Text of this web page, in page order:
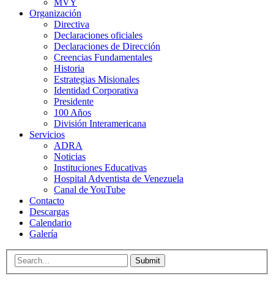
MVY
Organización
Directiva
Declaraciones oficiales
Declaraciones de Dirección
Creencias Fundamentales
Historia
Estrategias Misionales
Identidad Corporativa
Presidente
100 Años
División Interamericana
Servicios
ADRA
Noticias
Instituciones Educativas
Hospital Adventista de Venezuela
Canal de YouTube
Contacto
Descargas
Calendario
Galería
Submit